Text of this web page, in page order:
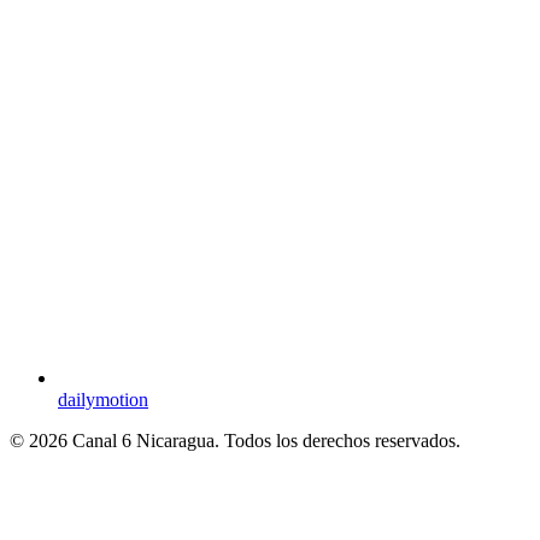
dailymotion
© 2026 Canal 6 Nicaragua. Todos los derechos reservados.